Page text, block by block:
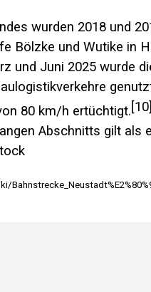
wurden 2018 und
Bölzke und Wutike in
und Juni 2025 wurde
80 km/h ertüchtigt.[10]
Abschnitts gilt als